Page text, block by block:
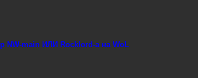
NW-main ИЛИ Rocklord-а на WoL